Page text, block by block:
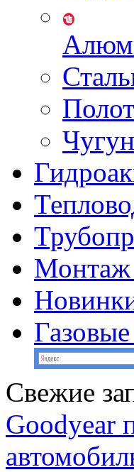
Монтаж
Свежие
Goodyear